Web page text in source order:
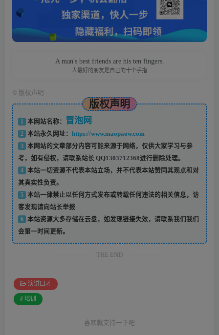
A man's best friends are his ten fingers.
人最好的朋友是自己的十个手指
版权声明
版权声明
1 本网站名称： 冒泡网
2 本站永久网址： https://www.maopaow.com
3
本网站的文章部分内容可能来源于网络，仅供大家学习与参
考，如有侵权，请联系站长 QQ1303712368进行删除处理。
4
本站一切资源不代表本站立场，并不代表本站赞同其观点和对
其真实性负责。
5
本站一律禁止以任何方式发布或转载任何违法的相关信息，访
客发现请向站长举报
6
本站资源大多存储在云盘，如发现链接失效，请联系我们我们
会第一时间更新。
THE END
演讲口才
# 培训
喜欢就支持一下吧